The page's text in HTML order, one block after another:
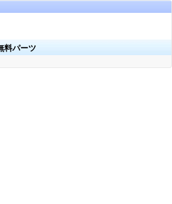
料パーツ